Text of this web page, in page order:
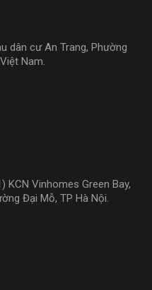
dân cư An Trang, Phường
Nam.
KCN Vinhomes Green Bay,
Đại Mỗ, TP Hà Nội.